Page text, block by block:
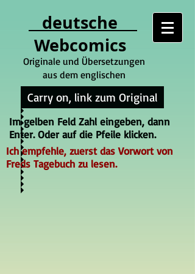
deutsche
Webcomics
Originale und Übersetzungen
aus dem englischen
Carry on, link zum Original
Im gelben Feld Zahl eingeben, dann
Enter. Oder auf die Pfeile klicken.
Ich empfehle, zuerst das Vorwort von
Freds Tagebuch zu lesen.